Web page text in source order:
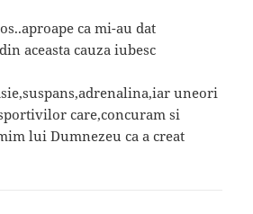
ca mi-au dat
aceasta cauza iubesc
uneori
care,concuram si
lui Dumnezeu ca a creat